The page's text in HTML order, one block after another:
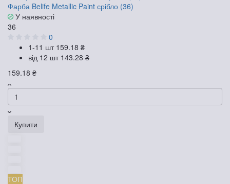
Фарба Belife Metallic Paint срібло (36)
У наявності
36
0
1-11 шт 159.18 ₴
від 12 шт 143.28 ₴
159.18 ₴
Купити
ТОП